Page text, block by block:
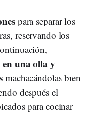
para separar los
reservando los
una olla y
machacándolas bien
después el
para cocinar